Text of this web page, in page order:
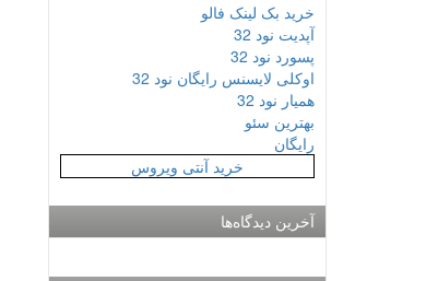
خرید بک لینک فالو
آپدیت نود 32
پسورد نود 32
اوکلی لایسنس رایگان نود 32
همیار نود 32
بهترین سئو
رایگان
خرید آنتی ویروس
آخرین دیدگاه‌ها